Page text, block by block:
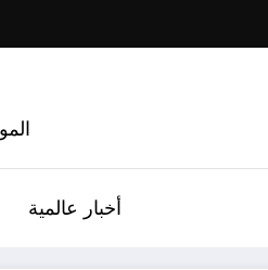
أخبار عالمية